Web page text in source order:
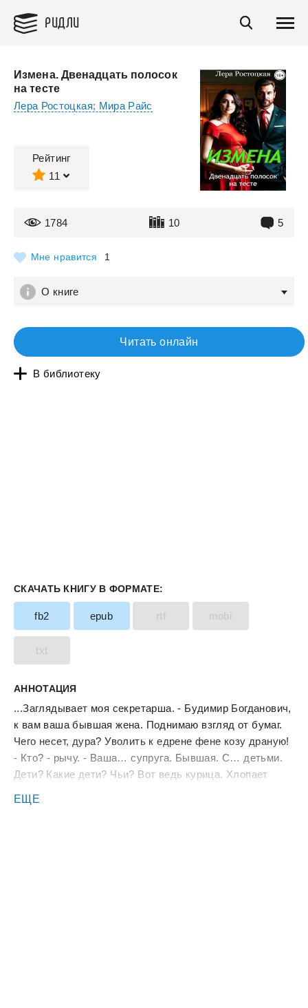
РИДЛИ
Измена. Двенадцать полосок
на тесте
Лера Ростоцкая; Мира Райс
Рейтинг
11
1784 10 5
Мне нравится 1
О книге
Читать онлайн
В библиотеку
СКАЧАТЬ КНИГУ В ФОРМАТЕ:
fb2 epub rtf mobi
txt
АННОТАЦИЯ
...Заглядывает моя секретарша. - Будимир Богданович,
к вам ваша бывшая жена. Поднимаю взгляд от бумаг.
Чего несет, дура? Уволить к едрене фене козу драную!
- Кто? - рычу. - Ваша… супруга. Бывшая. С… детьми.
Дети? Какие дети? Чьи? Вот ведь курица. Хлопает
Амина? И что за дети, нахрен? Ладно, разберемся,коли
ЕЩЕ